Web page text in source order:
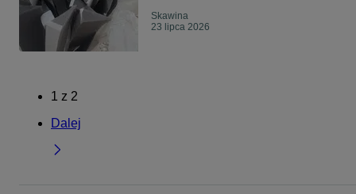
Skawina
23 lipca 2026
1 z 2
Dalej